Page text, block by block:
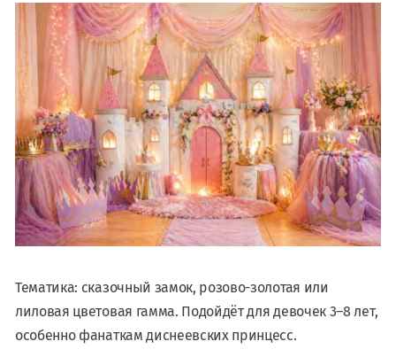
Тематика: сказочный замок, розово-золотая или
лиловая цветовая гамма. Подойдёт для девочек 3–8 лет,
особенно фанаткам диснеевских принцесс.